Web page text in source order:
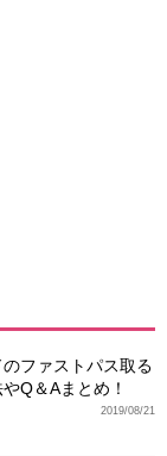
のファストパス取る
Q＆Aまとめ！
2019/08/21